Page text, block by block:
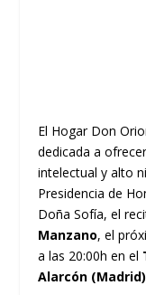
El Hogar Don
dedicada a
intelectual y alto
Presidencia de
Doña Sofí­a, el
Manzano, el
a las 20:00h en el
Alarcón (Madrid)